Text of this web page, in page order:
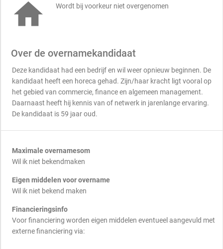
 Wordt bij voorkeur niet overgenomen
Over de overnamekandidaat
Deze kandidaat had een bedrijf en wil weer opnieuw beginnen. De
kandidaat heeft een horeca gehad. Zijn/haar kracht ligt vooral op
het gebied van commercie, finance en algemeen management.
Daarnaast heeft hij kennis van of netwerk in jarenlange ervaring.
De kandidaat is 59 jaar oud.
Maximale overnamesom
Wil ik niet bekendmaken
Eigen middelen voor overname
Wil ik niet bekend maken
Financieringsinfo
Voor financiering worden eigen middelen eventueel aangevuld met
externe financiering via: